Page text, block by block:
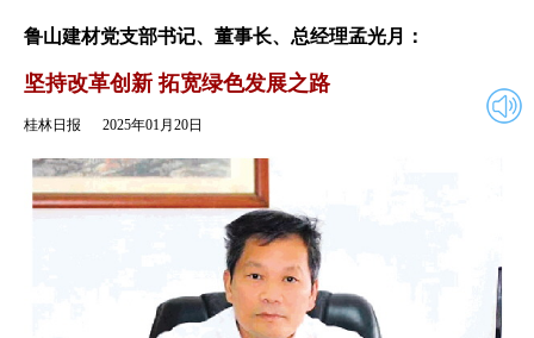
2025年01月20日
鲁山建材党支部书记、董事长、总经理孟光月：
坚持改革创新 拓宽绿色发展之路
桂林日报 2025年01月20日